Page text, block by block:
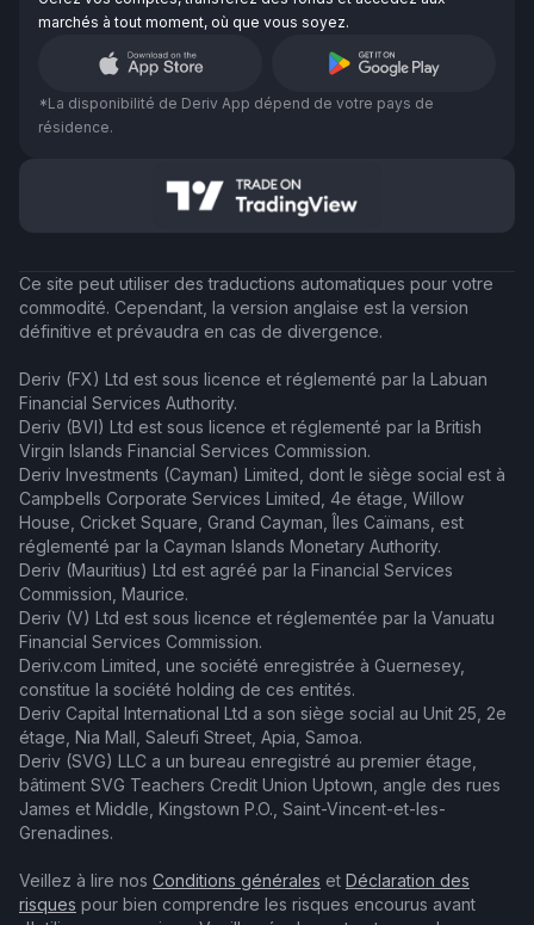
marchés à tout moment, où que vous soyez.
*La disponibilité de Deriv App dépend de votre pays de
résidence.
Ce site peut utiliser des traductions automatiques pour votre
commodité. Cependant, la version anglaise est la version
définitive et prévaudra en cas de divergence.
Deriv (FX) Ltd est sous licence et réglementé par la Labuan
Financial Services Authority.
Deriv (BVI) Ltd est sous licence et réglementé par la British
Virgin Islands Financial Services Commission.
Deriv Investments (Cayman) Limited, dont le siège social est à
Campbells Corporate Services Limited, 4e étage, Willow
House, Cricket Square, Grand Cayman, Îles Caïmans, est
réglementé par la Cayman Islands Monetary Authority.
Deriv (Mauritius) Ltd est agréé par la Financial Services
Commission, Maurice.
Deriv (V) Ltd est sous licence et réglementée par la Vanuatu
Financial Services Commission.
Deriv.com Limited, une société enregistrée à Guernesey,
constitue la société holding de ces entités.
Deriv Capital International Ltd a son siège social au Unit 25, 2e
étage, Nia Mall, Saleufi Street, Apia, Samoa.
Deriv (SVG) LLC a un bureau enregistré au premier étage,
bâtiment SVG Teachers Credit Union Uptown, angle des rues
James et Middle, Kingstown P.O., Saint-Vincent-et-les-
Grenadines.
Veillez à lire nos Conditions générales et Déclaration des
risques pour bien comprendre les risques encourus avant